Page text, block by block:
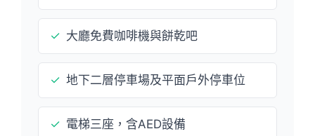
✓ 大廳免費咖啡機與餅乾吧
✓ 地下二層停車場及平面戶外停車位
✓ 電梯三座，含AED設備